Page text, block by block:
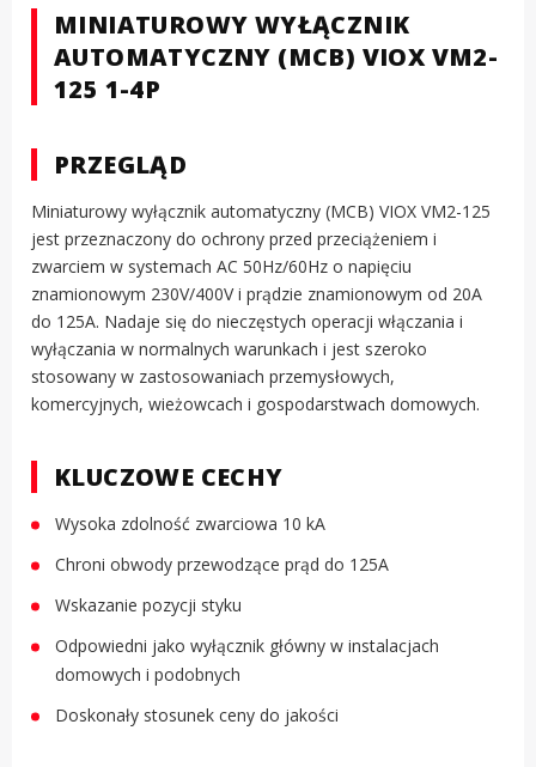
MINIATUROWY WYŁĄCZNIK
AUTOMATYCZNY (MCB) VIOX VM2-
125 1-4P
PRZEGLĄD
Miniaturowy wyłącznik automatyczny (MCB) VIOX VM2-125
jest przeznaczony do ochrony przed przeciążeniem i
zwarciem w systemach AC 50Hz/60Hz o napięciu
znamionowym 230V/400V i prądzie znamionowym od 20A
do 125A. Nadaje się do nieczęstych operacji włączania i
wyłączania w normalnych warunkach i jest szeroko
stosowany w zastosowaniach przemysłowych,
komercyjnych, wieżowcach i gospodarstwach domowych.
KLUCZOWE CECHY
Wysoka zdolność zwarciowa 10 kA
Chroni obwody przewodzące prąd do 125A
Wskazanie pozycji styku
Odpowiedni jako wyłącznik główny w instalacjach
domowych i podobnych
Doskonały stosunek ceny do jakości